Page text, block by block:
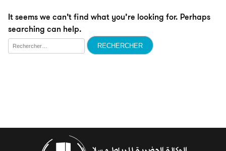
It seems we can’t find what you’re looking for. Perhaps
searching can help.
Rechercher :